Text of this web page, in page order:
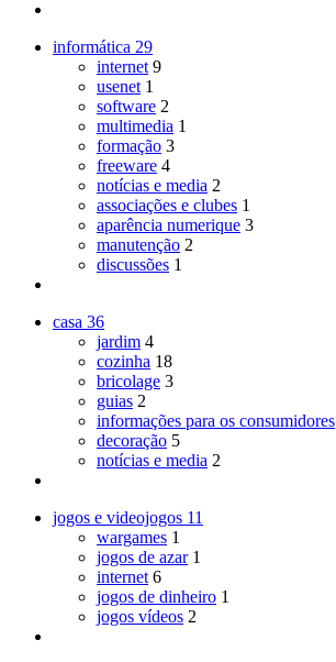
informática 29
internet 9
usenet 1
software 2
multimedia 1
formação 3
freeware 4
notícias e media 2
associações e clubes 1
aparência numerique 3
manutenção 2
discussões 1
casa 36
jardim 4
cozinha 18
bricolage 3
guias 2
informações para os consumidores
decoração 5
notícias e media 2
jogos e videojogos 11
wargames 1
jogos de azar 1
internet 6
jogos de dinheiro 1
jogos vídeos 2